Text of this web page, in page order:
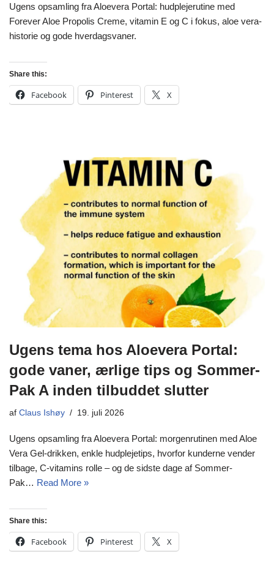
Ugens opsamling fra Aloevera Portal: hudplejerutine med
Forever Aloe Propolis Creme, vitamin E og C i fokus, aloe vera-
historie og gode hverdagsvaner.
Share this:
Facebook Pinterest X
Ugens tema hos Aloevera Portal:
gode vaner, ærlige tips og Sommer-
Pak A inden tilbuddet slutter
af Claus Ishøy 19. juli 2026
Ugens opsamling fra Aloevera Portal: morgenrutinen med Aloe
Vera Gel-drikken, enkle hudplejetips, hvorfor kunderne vender
tilbage, C-vitamins rolle – og de sidste dage af Sommer-
Pak… Read More »
Share this:
Facebook Pinterest X